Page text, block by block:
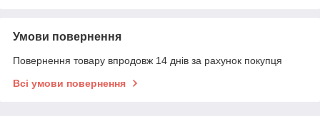
Умови повернення
Повернення товару впродовж 14 днів за рахунок покупця
Всі умови повернення